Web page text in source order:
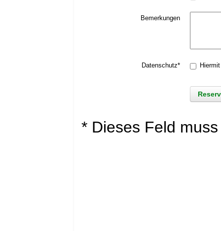
Bemerkungen
Datenschutz*
* Dieses Feld